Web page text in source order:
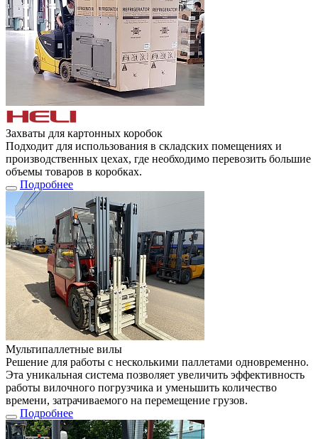
Захваты для картонных коробок
Подходит для использования в складских помещениях и
производственных цехах, где необходимо перевозить большие
объемы товаров в коробках.
Подробнее
Мультипаллетные вилы
Решение для работы с несколькими паллетами одновременно.
Эта уникальная система позволяет увеличить эффективность
работы вилочного погрузчика и уменьшить количество
времени, затрачиваемого на перемещение грузов.
Подробнее